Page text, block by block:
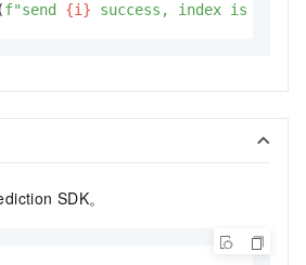
(f"send {i} success, index is
SDK。